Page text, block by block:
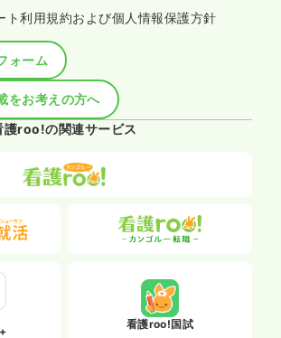
ト利用規約および個人情報保護方針
ォーム
をお考えの方へ
護roo!の関連サービス
看護roo!国試